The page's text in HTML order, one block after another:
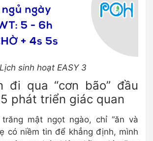
Lịch sinh hoạt EASY 3
đi qua “cơn bão” đầu
phát triển giác quan
mật ngọt ngào, chỉ “ăn và
có niềm tin để khẳng định, mình